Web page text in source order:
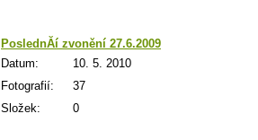
PoslednĂí zvonění­ 27.6.2009
Datum:
10. 5. 2010
Fotografií:
37
Složek:
0